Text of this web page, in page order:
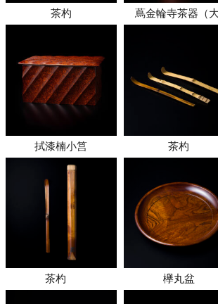
茶杓 蔦金輪寺茶器（
拭漆楠小筥 茶杓
茶杓 欅丸盆